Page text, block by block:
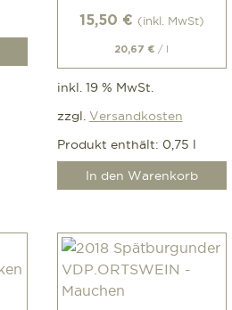
15,50 € (inkl. MwSt)
20,67 € / l
inkl. 19 % MwSt.
zzgl. Versandkosten
Produkt enthält: 0,75 l
In den Warenkorb